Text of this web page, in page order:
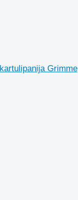
Grimme